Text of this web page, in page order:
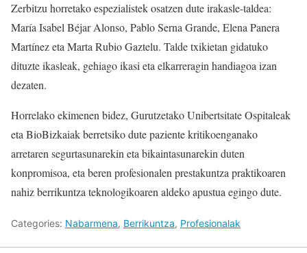
Zerbitzu horretako espezialistek osatzen dute irakasle-taldea:
María Isabel Béjar Alonso, Pablo Serna Grande, Elena Panera
Martínez eta Marta Rubio Gaztelu. Talde txikietan gidatuko
dituzte ikasleak, gehiago ikasi eta elkarreragin handiagoa izan
dezaten.
Horrelako ekimenen bidez, Gurutzetako Unibertsitate Ospitaleak
eta BioBizkaiak berretsiko dute paziente kritikoenganako
arretaren segurtasunarekin eta bikaintasunarekin duten
konpromisoa, eta beren profesionalen prestakuntza praktikoaren
nahiz berrikuntza teknologikoaren aldeko apustua egingo dute.
Categories: Nabarmena, Berrikuntza, Profesionalak